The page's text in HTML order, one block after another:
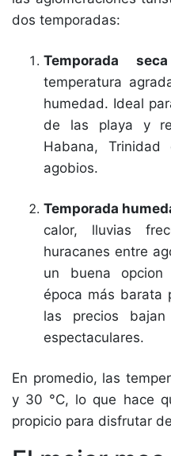
dos temporadas:
Temporada
temperatura
humedad. Ideal
de las playa y
Habana,
agobios.
Temporada
calor, lluvias
huracanes entre
un buena
época más barata
las precios
espectaculares.
En promedio, las
y 30 °C, lo que hace
propicio para disfrutar